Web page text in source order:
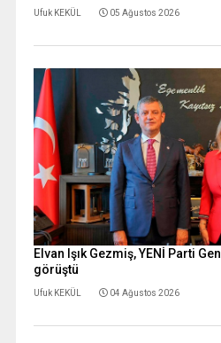
Ufuk KEKÜL 05 Ağustos 2026
Elvan Işık Gezmiş, YENİ Parti
görüştü
Ufuk KEKÜL 04 Ağustos 2026